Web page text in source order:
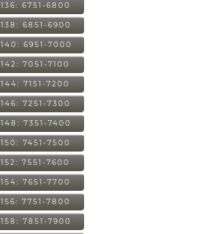
136: 6751-6800
138: 6851-6900
140: 6951-7000
142: 7051-7100
144: 7151-7200
146: 7251-7300
148: 7351-7400
150: 7451-7500
152: 7551-7600
154: 7651-7700
156: 7751-7800
158: 7851-7900